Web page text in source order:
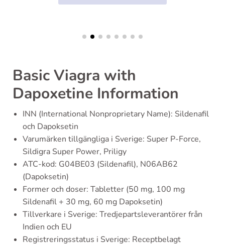
Basic Viagra with
Dapoxetine Information
INN (International Nonproprietary Name): Sildenafil
och Dapoksetin
Varumärken tillgängliga i Sverige: Super P-Force,
Sildigra Super Power, Priligy
ATC-kod: G04BE03 (Sildenafil), N06AB62
(Dapoksetin)
Former och doser: Tabletter (50 mg, 100 mg
Sildenafil + 30 mg, 60 mg Dapoksetin)
Tillverkare i Sverige: Tredjepartsleverantörer från
Indien och EU
Registreringsstatus i Sverige: Receptbelagt